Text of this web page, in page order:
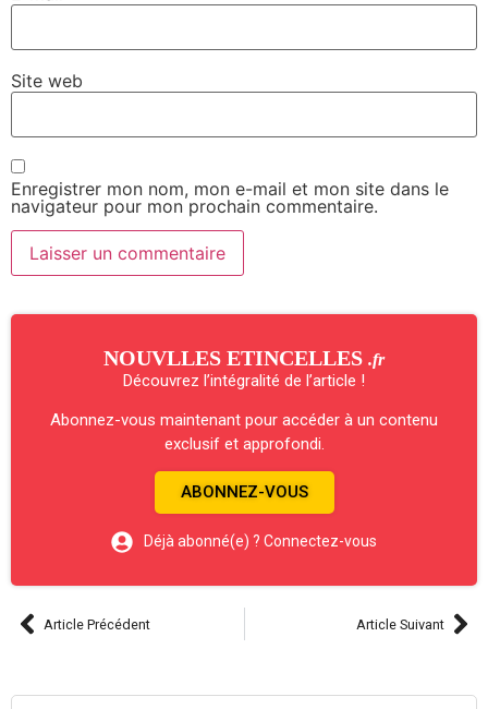
Site web
Enregistrer mon nom, mon e-mail et mon site dans le
navigateur pour mon prochain commentaire.
NOUVLLES ETINCELLES .fr
Découvrez l’intégralité de l’article !
Abonnez-vous maintenant pour accéder à un contenu
exclusif et approfondi.
ABONNEZ-VOUS
Déjà abonné(e) ? Connectez-vous
Article Précédent Article Suivant